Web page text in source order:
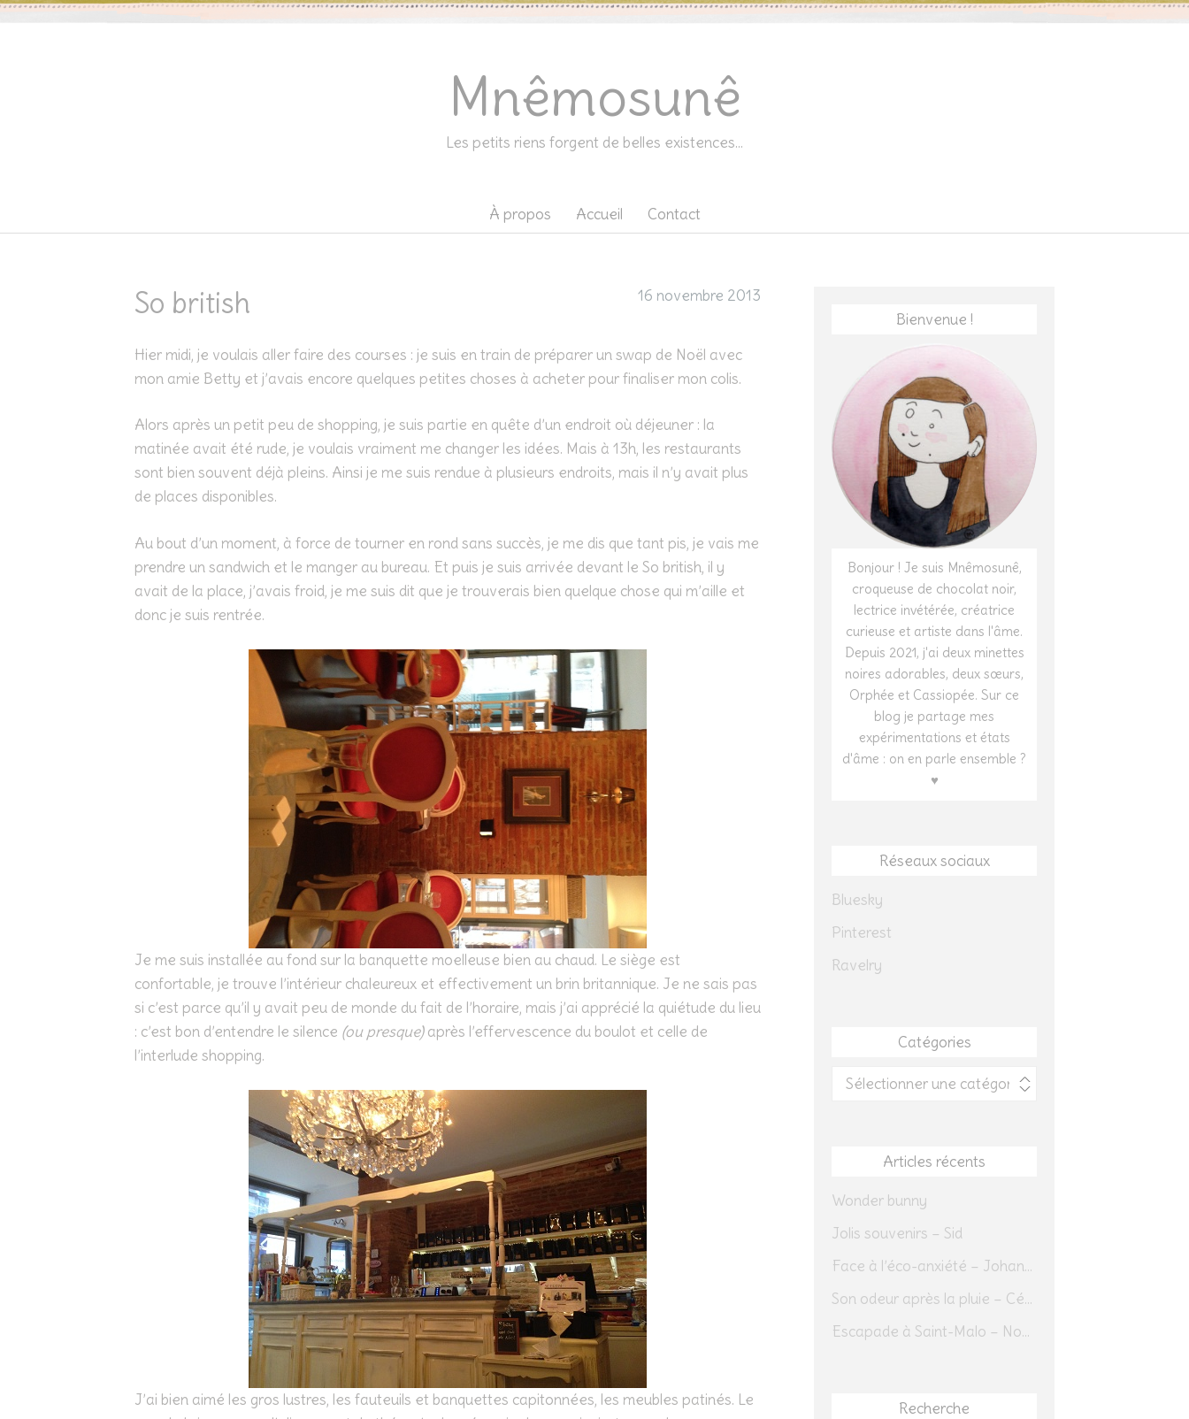
Mnêmosunê
Les petits riens forgent de belles existences…
À propos Accueil Contact
So british 16 novembre 2013
Hier midi, je voulais aller faire des courses : je suis en train de préparer un swap de Noël avec
mon amie Betty et j’avais encore quelques petites choses à acheter pour finaliser mon colis.
Alors après un petit peu de shopping, je suis partie en quête d’un endroit où déjeuner : la
matinée avait été rude, je voulais vraiment me changer les idées. Mais à 13h, les restaurants
sont bien souvent déjà pleins. Ainsi je me suis rendue à plusieurs endroits, mais il n’y avait plus
de places disponibles.
Au bout d’un moment, à force de tourner en rond sans succès, je me dis que tant pis, je vais me
prendre un sandwich et le manger au bureau. Et puis je suis arrivée devant le So british, il y
avait de la place, j’avais froid, je me suis dit que je trouverais bien quelque chose qui m’aille et
donc je suis rentrée.
Je me suis installée au fond sur la banquette moelleuse bien au chaud. Le siège est
confortable, je trouve l’intérieur chaleureux et effectivement un brin britannique. Je ne sais pas
si c’est parce qu’il y avait peu de monde du fait de l’horaire, mais j’ai apprécié la quiétude du lieu
: c’est bon d’entendre le silence (ou presque)après l’effervescence du boulot et celle de
l’interlude shopping.
J’ai bien aimé les gros lustres, les fauteuils et banquettes capitonnées, les meubles patinés. Le
Bienvenue !
Bonjour ! Je suis Mnêmosunê,
croqueuse de chocolat noir,
lectrice invétérée, créatrice
curieuse et artiste dans l'âme.
Depuis 2021, j'ai deux minettes
noires adorables, deux sœurs,
Orphée et Cassiopée. Sur ce
blog je partage mes
expérimentations et états
d'âme : on en parle ensemble ?
♥
Réseaux sociaux
Bluesky
Pinterest
Ravelry
Catégories
Catégories
Articles récents
Wonder bunny
Jolis souvenirs – Sid
Face à l’éco-anxiété – Johannes Herrmann
Son odeur après la pluie – Cédric Sapin-Defour
Escapade à Saint-Malo – Novembre 2025 – Jour 1
Recherche